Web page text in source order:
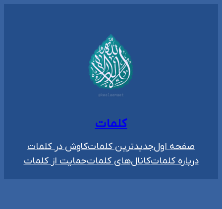
کلمات
صفحه اولجدیدترین کلماتکاوش در کلمات
درباره کلماتکانال‌های کلماتحمایت از کلمات